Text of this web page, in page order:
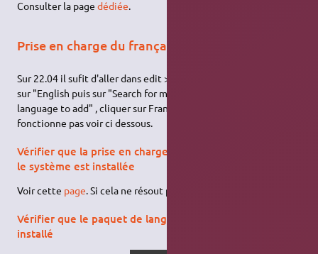
Consulter la pagedédiée
Prise en charge du français
Sur 22.04 il sufit d'aller dans edit > settings > language , cliquer
sur "English puis sur "Search for more languages", sur "Select a
language to add" , cliquer sur Français puis sur "Add". Si cela ne
fonctionne pas voir ci dessous.
Vérifier que la prise en charge de la langue française par
le système est installée
Voir cette page. Si cela ne résout pas le problème:
Vérifier que le paquet de langue pour Firefox est
installé